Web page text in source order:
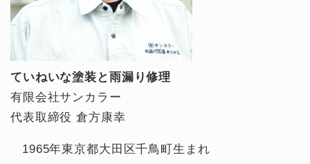
ていねいな塗装と雨漏り修理
有限会社サンカラー
代表取締役 倉方康幸
1965年東京都大田区千鳥町生まれ